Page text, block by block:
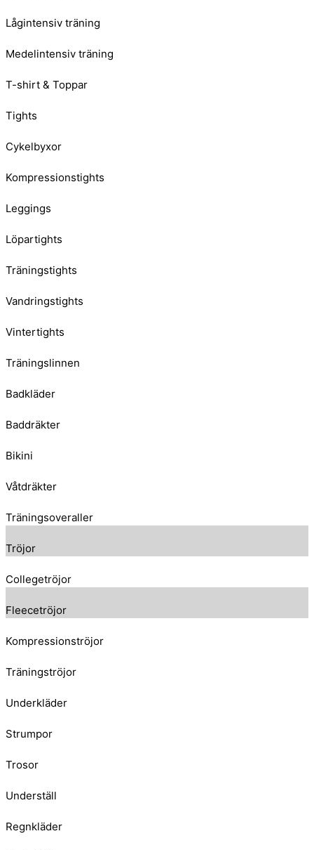
Lågintensiv träning
Medelintensiv träning
T-shirt & Toppar
Tights
Cykelbyxor
Kompressionstights
Leggings
Löpartights
Träningstights
Vandringstights
Vintertights
Träningslinnen
Badkläder
Baddräkter
Bikini
Våtdräkter
Träningsoveraller
Tröjor
Collegetröjor
Fleecetröjor
Kompressionströjor
Träningströjor
Underkläder
Strumpor
Trosor
Underställ
Regnkläder